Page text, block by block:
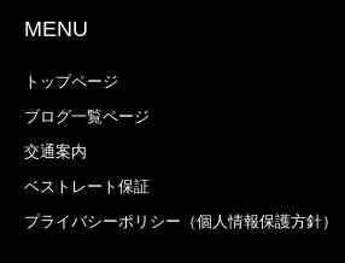
MENU
トップページ
ブログ一覧ページ
交通案内
ベストレート保証
プライバシーポリシー（個人情報保護方針）